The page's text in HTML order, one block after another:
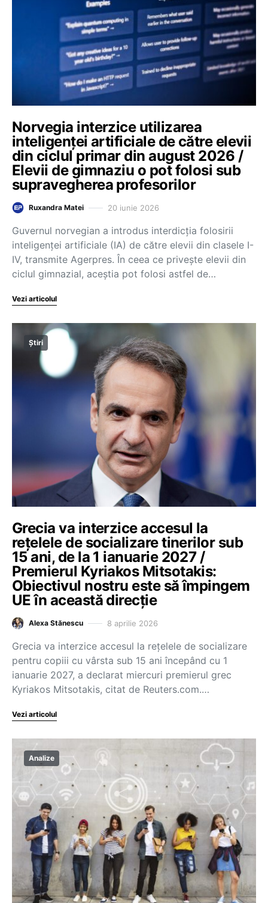
Norvegia interzice utilizarea
inteligenței artificiale de către elevii
din ciclul primar din august 2026 /
Elevii de gimnaziu o pot folosi sub
supravegherea profesorilor
Ruxandra Matei 20 iunie 2026
Guvernul norvegian a introdus interdicția folosirii
inteligenței artificiale (IA) de către elevii din clasele I-
IV, transmite Agerpres. În ceea ce privește elevii din
ciclul gimnazial, aceștia pot folosi astfel de…
Vezi articolul
Știri
Grecia va interzice accesul la
rețelele de socializare tinerilor sub
15 ani, de la 1 ianuarie 2027 /
Premierul Kyriakos Mitsotakis:
Obiectivul nostru este să împingem
UE în această direcție
Alexa Stănescu 8 aprilie 2026
Grecia va interzice accesul la rețelele de socializare
pentru copiii cu vârsta sub 15 ani începând cu 1
ianuarie 2027, a declarat miercuri premierul grec
Kyriakos Mitsotakis, citat de Reuters.com.…
Vezi articolul
Analize